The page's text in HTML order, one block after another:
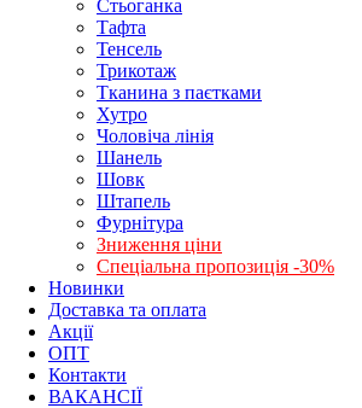
Стьоганка
Тафта
Тенсель
Трикотаж
Тканина з паєтками
Хутро
Чоловіча лінія
Шанель
Шовк
Штапель
Фурнітура
Зниження ціни
Спеціальна пропозиція -30%
Новинки
Доставка та оплата
Акції
ОПТ
Контакти
ВАКАНСІЇ